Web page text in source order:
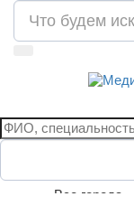
Все города